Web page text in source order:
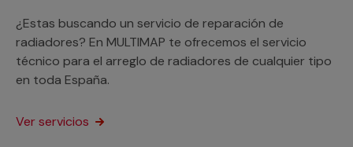
¿Estas buscando un servicio de reparación de
radiadores? En MULTIMAP te ofrecemos el servicio
técnico para el arreglo de radiadores de cualquier tipo
en toda España.
Ver servicios